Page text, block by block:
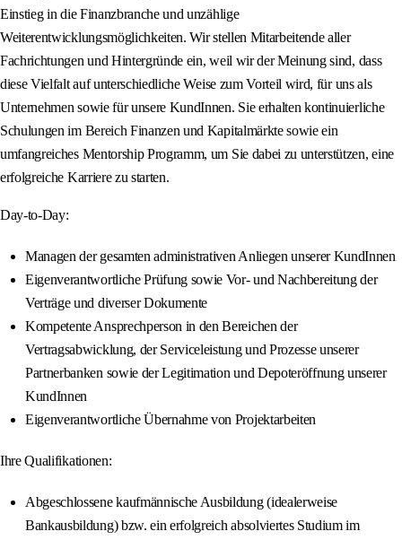
Einstieg in die Finanzbranche und unzählige
Weiterentwicklungsmöglichkeiten. Wir stellen Mitarbeitende aller
Fachrichtungen und Hintergründe ein, weil wir der Meinung sind, dass
diese Vielfalt auf unterschiedliche Weise zum Vorteil wird, für uns als
Unternehmen sowie für unsere KundInnen. Sie erhalten kontinuierliche
Schulungen im Bereich Finanzen und Kapitalmärkte sowie ein
umfangreiches Mentorship Programm, um Sie dabei zu unterstützen, eine
erfolgreiche Karriere zu starten.
Day-to-Day:
Managen der gesamten administrativen Anliegen unserer KundInnen
Eigenverantwortliche Prüfung sowie Vor- und Nachbereitung der
Verträge und diverser Dokumente
Kompetente Ansprechperson in den Bereichen der
Vertragsabwicklung, der Serviceleistung und Prozesse unserer
Partnerbanken sowie der Legitimation und Depoteröffnung unserer
KundInnen
Eigenverantwortliche Übernahme von Projektarbeiten
Ihre Qualifikationen:
Abgeschlossene kaufmännische Ausbildung (idealerweise
Bankausbildung) bzw. ein erfolgreich absolviertes Studium im